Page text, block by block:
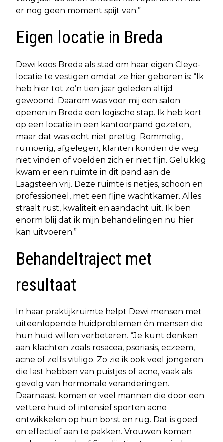
er nog geen moment spijt van.”
Eigen locatie in Breda
Dewi koos Breda als stad om haar eigen Cleyo-
locatie te vestigen omdat ze hier geboren is: “Ik
heb hier tot zo’n tien jaar geleden altijd
gewoond. Daarom was voor mij een salon
openen in Breda een logische stap. Ik heb kort
op een locatie in een kantoorpand gezeten,
maar dat was echt niet prettig. Rommelig,
rumoerig, afgelegen, klanten konden de weg
niet vinden of voelden zich er niet fijn. Gelukkig
kwam er een ruimte in dit pand aan de
Laagsteen vrij. Deze ruimte is netjes, schoon en
professioneel, met een fijne wachtkamer. Alles
straalt rust, kwaliteit en aandacht uit. Ik ben
enorm blij dat ik mijn behandelingen nu hier
kan uitvoeren.”
Behandeltraject met
resultaat
In haar praktijkruimte helpt Dewi mensen met
uiteenlopende huidproblemen én mensen die
hun huid willen verbeteren. “Je kunt denken
aan klachten zoals rosacea, psoriasis, eczeem,
acne of zelfs vitiligo. Zo zie ik ook veel jongeren
die last hebben van puistjes of acne, vaak als
gevolg van hormonale veranderingen.
Daarnaast komen er veel mannen die door een
vettere huid of intensief sporten acne
ontwikkelen op hun borst en rug. Dat is goed
en effectief aan te pakken. Vrouwen komen